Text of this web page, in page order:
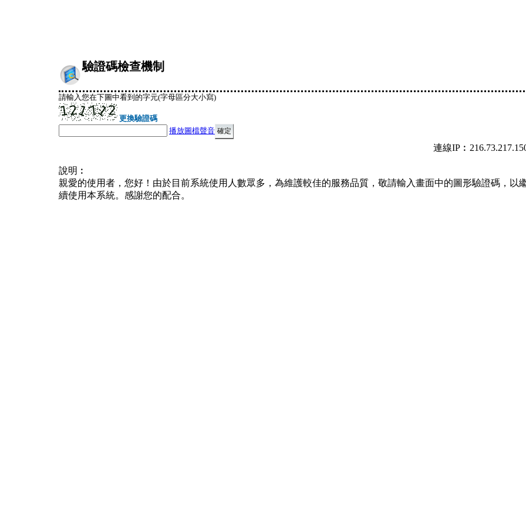
驗證碼檢查機制
請輸入您在下圖中看到的字元(字母區分大小寫)
更換驗證碼
播放圖檔聲音
連線
說明︰
親愛的使用者，您好！由於目前系統使用人數眾多，為維護較佳的服務品質，敬請輸入畫面中的圖形驗證碼，以
續使用本系統。感謝您的配合。